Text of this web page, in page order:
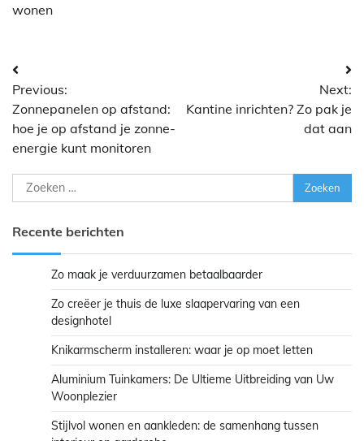
wonen
Bericht
navigatie
Previous:
Zonnepanelen op afstand:
hoe je op afstand je zonne-
energie kunt monitoren
Next:
Kantine inrichten? Zo pak je
dat aan
Zoeken
naar:
Recente berichten
Zo maak je verduurzamen betaalbaarder
Zo creëer je thuis de luxe slaapervaring van een
designhotel
Knikarmscherm installeren: waar je op moet letten
Aluminium Tuinkamers: De Ultieme Uitbreiding van Uw
Woonplezier
Stijlvol wonen en aankleden: de samenhang tussen